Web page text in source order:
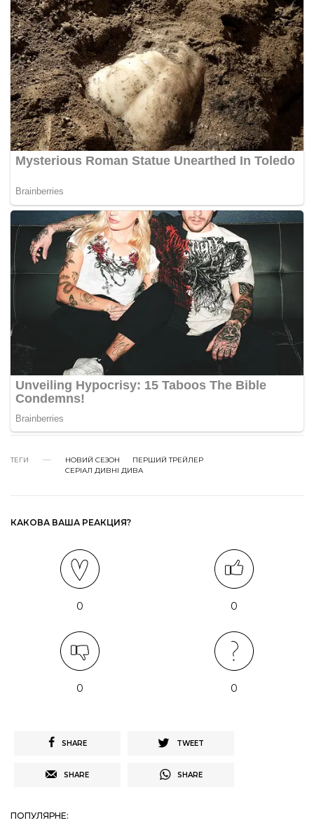
ТЕГИ НОВИЙ СЕЗОН
ПЕРШИЙ ТРЕЙЛЕР
СЕРІАЛ ДИВНІ ДИВА
КАКОВА ВАША РЕАКЦИЯ?
0 0
0 0
SHARE TWEET
SHARE SHARE
ПОПУЛЯРНЕ: